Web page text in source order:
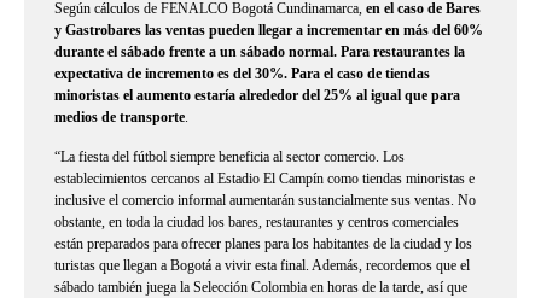
Según cálculos de FENALCO Bogotá Cundinamarca, en el caso de Bares
y Gastrobares las ventas pueden llegar a incrementar en más del 60%
durante el sábado frente a un sábado normal. Para restaurantes la
expectativa de incremento es del 30%. Para el caso de tiendas
minoristas el aumento estaría alrededor del 25% al igual que para
medios de transporte.
“La fiesta del fútbol siempre beneficia al sector comercio. Los
establecimientos cercanos al Estadio El Campín como tiendas minoristas e
inclusive el comercio informal aumentarán sustancialmente sus ventas. No
obstante, en toda la ciudad los bares, restaurantes y centros comerciales
están preparados para ofrecer planes para los habitantes de la ciudad y los
turistas que llegan a Bogotá a vivir esta final. Además, recordemos que el
sábado también juega la Selección Colombia en horas de la tarde, así que